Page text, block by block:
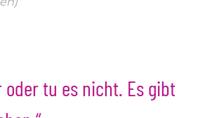
oder tu es nicht. Es gibt